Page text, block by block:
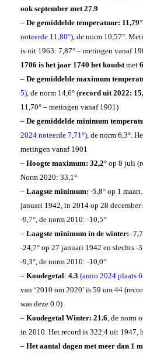
ook september met 27.9
– De gemiddelde temperatuur: 11,79°
noteerde 11,80°), de norm 10,57°.
is uit 1963: 7,87° – metingen vanaf
1706 is het jaar 1740 het koudstmet
– De gemiddelde maximum
5), de norm 14,6° (record uit 2022:
11,70° – metingen vanaf 1901)
– De gemiddelde minimum
2024 noteerde 7,71°), de norm 6,3°.
metingen vanaf 1901
– Hoogte maximum: 32,2° op 8 juli
Norm 2020: 33,1°
– Laagste minimum: -5,8° op 1
januari 1942, in 2014 op 28 december
-9,7°, de norm 2010: -10,5°
– Laagste minimum in de winter:–
-24,7° op 27 januari 1942 en slechts -
-9,3°, de norm 2010: -10,0°
– Koudegetal: 4.3 (anno 2024 plaats
van ‘2010 om 2020’ is 59 om 44
was deze 0.0)
– Koudegetal Winter: 21.6, de norm
in 2010. Het record is 322.4 uit 1947,
– Het aantal dagen met meer dan 1